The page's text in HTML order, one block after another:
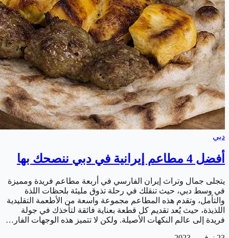
دبي
أفضل 4 مطاعم إيرانية في دبي ننصحك بها
يتجلى جمال وتراث إيران الفارسي في أربعة مطاعم فريدة ومميزة
في وسط دبي، حيث تنقلك في رحلة تذوق مليئة بلحظات اللذة
والتأمل، وتقدم هذه المطاعم مجموعة واسعة من الأطعمة التقليدية
اللذيذة، حيث يُعد تقديم كل قطعة بعناية فائقة لتأخذك في جولة
فريدة إلى عالم النكهات الأصيلة. ولكن لا تتميز هذه الوجهات الفار…